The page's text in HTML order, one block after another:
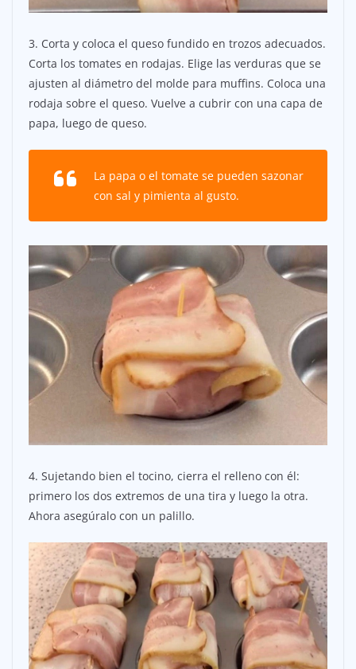
3. Corta y coloca el queso fundido en trozos adecuados.
Corta los tomates en rodajas. Elige las verduras que se
ajusten al diámetro del molde para muffins. Coloca una
rodaja sobre el queso. Vuelve a cubrir con una capa de
papa, luego de queso.
La papa o el tomate se pueden sazonar
con sal y pimienta al gusto.
4. Sujetando bien el tocino, cierra el relleno con él:
primero los dos extremos de una tira y luego la otra.
Ahora asegúralo con un palillo.